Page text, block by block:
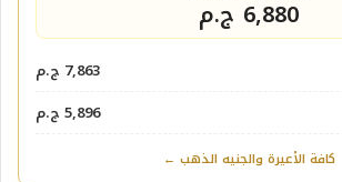
6,880 ج.م
7,863 ج.م
5,896 ج.م
كافة الأعيرة والجنيه الذهب ←